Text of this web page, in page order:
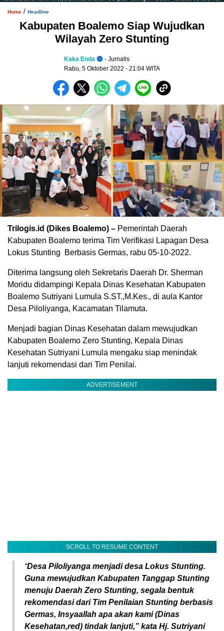
Home / Headline
Kabupaten Boalemo Siap Wujudkan
Wilayah Zero Stunting
Kaka Enda
- Jurnalis
Rabu, 5 Oktober 2022 - 21:04 WITA
Trilogis.id (Dikes Boalemo) – Pemerintah Daerah
Kabupaten Boalemo terima Tim Verifikasi Lapagan Desa
Lokus Stunting
Berbasis Germas, rabu 05-10-2022.
Diterima langsung oleh Sekretaris Daerah Dr. Sherman
Moridu didampingi Kepala Dinas Kesehatan Kabupaten
Boalemo Sutriyani Lumula S.ST.,M.Kes., di aula Kantor
Desa Piloliyanga, Kacamatan Tilamuta.
Menjadi bagian Dinas Kesehatan dalam mewujudkan
Kabupaten Boalemo Zero Stunting, Kepala Dinas
Kesehatan Sutriyani Lumula mengaku siap menindak
lanjuti rekomendasi dari Tim Penilai.
ADVERTISEMENT
SCROLL TO RESUME CONTENT
“Desa Piloliyanga menjadi desa Lokus Stunting.
Guna mewujudkan Kabupaten Tanggap Stunting
menuju Daerah Zero Stunting, segala bentuk
rekomendasi dari Tim Penilaian Stunting berbasis
Germas, Insyaallah apa akan kami (Dinas
Kesehatan,red) tindak lanjuti,” kata Hj. Sutriyani